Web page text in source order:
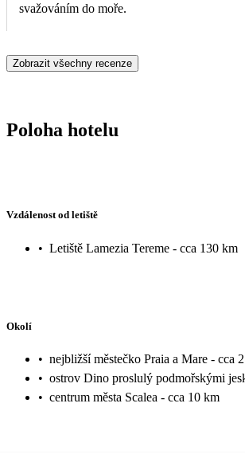
svažováním do moře.
Zobrazit všechny recenze
Poloha hotelu
Vzdálenost od letiště
• Letiště Lamezia Tereme - cca 130 km
Okolí
• nejbližší městečko Praia a Mare - cca
• ostrov Dino proslulý podmořskými
• centrum města Scalea - cca 10 km